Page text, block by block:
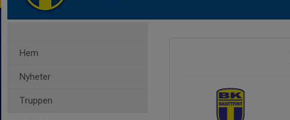
Hem
Nyheter
Truppen